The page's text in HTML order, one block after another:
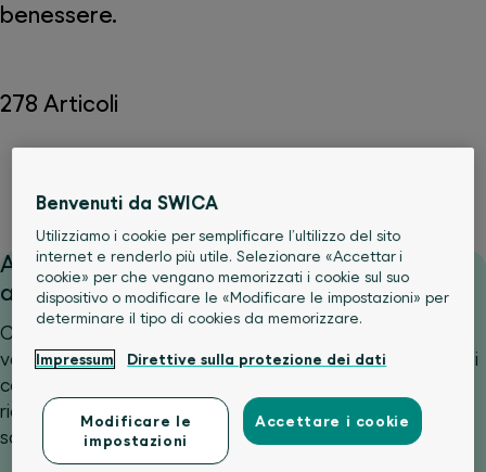
benessere.
278 Articoli
Psiche e benessere
Servizi medici
Ammalarsi in vacanza: aspettare o rivolgersi
a un medico?
Cosa fare se ci si ammala all’estero e non si riesce a
valutare la gravità della situazione? È proprio in momenti
come questi che emerge quanto possa essere prezioso
ricevere rapidamente un primo orientamento da
santé24.
Benvenuti da SWICA
Utilizziamo i cookie per semplificare l’ultilizzo del sito
internet e renderlo più utile. Selezionare «Accettar i
cookie» per che vengano memorizzati i cookie sul suo
dispositivo o modificare le «Modificare le impostazioni» per
determinare il tipo di cookies da memorizzare.
Impressum Direttive sulla protezione dei dati
Modificare le
impostazioni
Accettare i cookie